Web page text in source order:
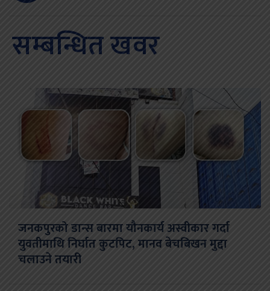
सम्बन्धित खवर
जनकपुरको डान्स बारमा यौनकार्य अस्वीकार गर्दा
युवतीमाथि निर्घात कुटपिट, मानव बेचबिखन मुद्दा
चलाउने तयारी